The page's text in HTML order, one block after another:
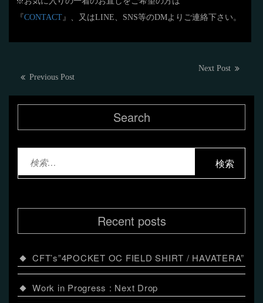
『CONTACT』、又はLINE、SNS等のDMよりご連絡下さい。
投
ナ
ビ
ゲ
ー
シ
ョ
Previous PostPrevious
Next PostNext
Search
Recent posts
CFT’s”4POCKET OC FIELD SHIRT / HAVATERA”
Work in Progress : Next Drop